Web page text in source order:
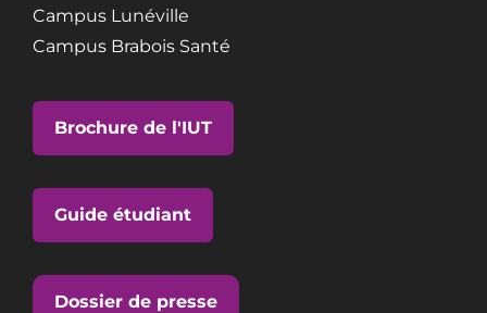
Campus Lunéville
Campus Brabois Santé
Brochure de l'IUT
Guide étudiant
Dossier de presse